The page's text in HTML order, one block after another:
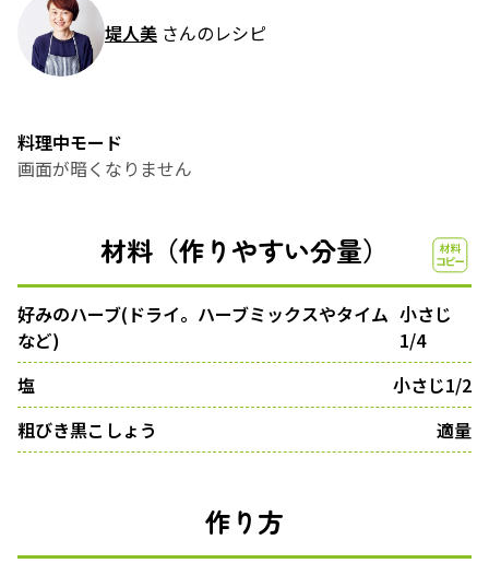
堤人美 さんのレシピ
料理中モード
画面が暗くなりません
材料（作りやすい分量）
好みのハーブ(ドライ。ハーブミックスやタイム
など)
小さじ
1/4
塩
小さじ1/2
粗びき黒こしょう
適量
作り方